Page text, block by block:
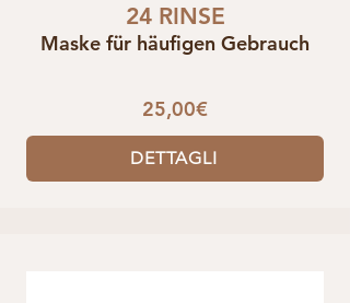
24 RINSE
Maske für häufigen Gebrauch
25,00€
DETTAGLI